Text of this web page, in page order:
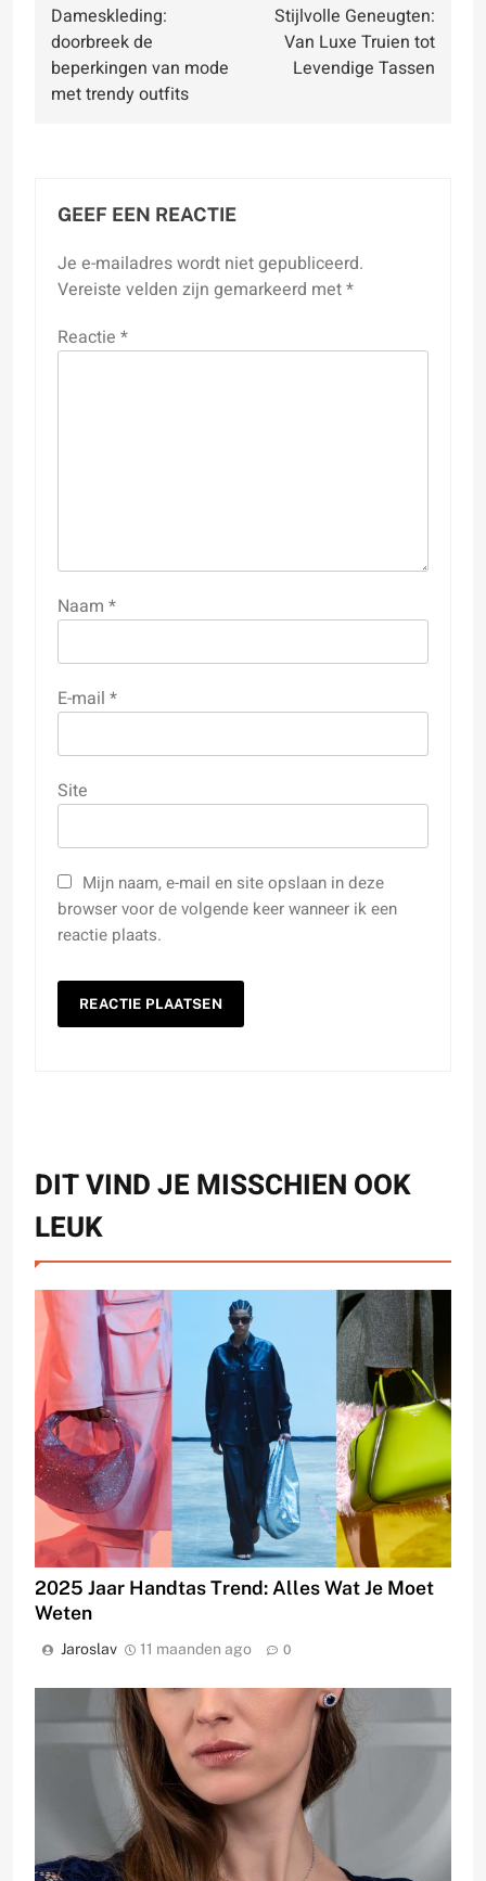
navigatie
Dameskleding:
doorbreek de
beperkingen van mode
met trendy outfits
Stijlvolle Geneugten:
Van Luxe Truien tot
Levendige Tassen
GEEF EEN REACTIE
Je e-mailadres wordt niet gepubliceerd.
Vereiste velden zijn gemarkeerd met*
Reactie *
Naam *
E-mail *
Site
Mijn naam, e-mail en site opslaan in deze
browser voor de volgende keer wanneer ik een
reactie plaats.
DIT VIND JE MISSCHIEN OOK
LEUK
2025 Jaar Handtas Trend: Alles Wat Je Moet
Weten
Jaroslav 11 maanden ago 0